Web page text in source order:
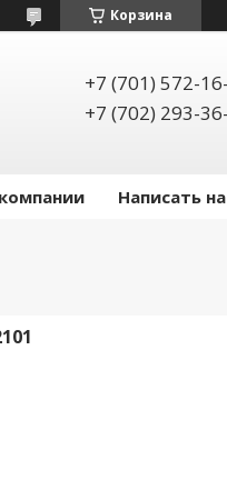
Корзина
+7 (701) 572-
+7 (702) 293-
Написать